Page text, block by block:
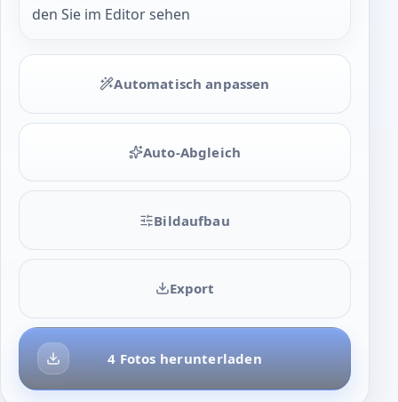
den Sie im Editor sehen
Automatisch anpassen
Auto-Abgleich
Bildaufbau
4 Fotos herunterladen
Export